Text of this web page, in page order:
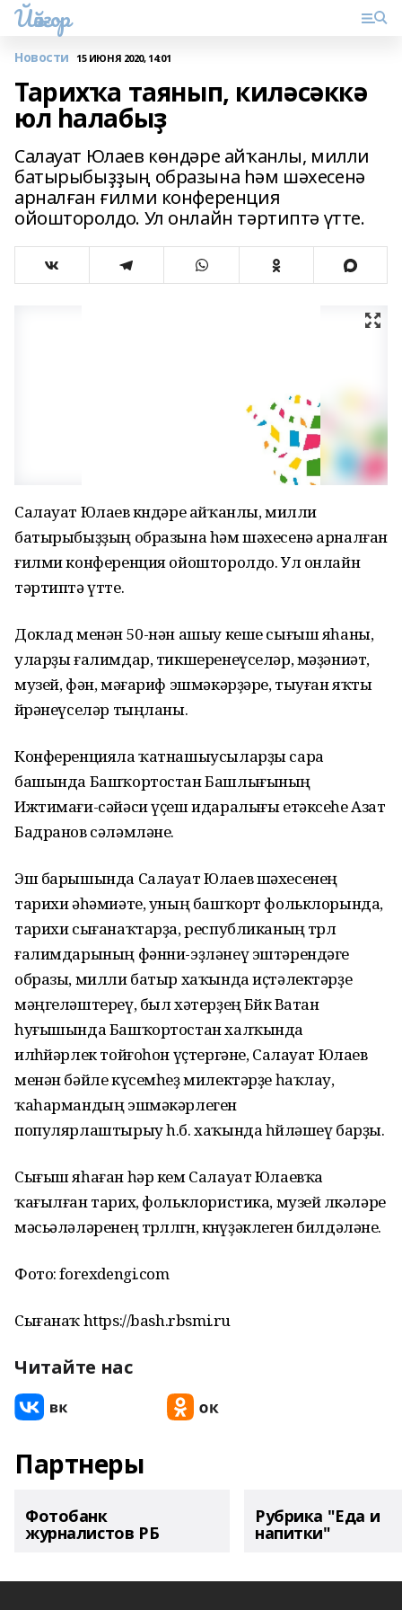
Йәйғор
Новости 15 ИЮНЯ 2020, 14:01
Тарихҡа таянып, киләсәккә
юл һалабыҙ
Салауат Юлаев көндәре айҡанлы, милли
батырыбыҙҙың образына һәм шәхесенә
арналған ғилми конференция
ойошторолдо. Ул онлайн тәртиптә үтте.
Салауат Юлаев көндәре айҡанлы, милли
батырыбыҙҙың образына һәм шәхесенә арналған
ғилми конференция ойошторолдо. Ул онлайн
тәртиптә үтте.
Доклад менән 50-нән ашыу кеше сығыш яһаны,
уларҙы ғалимдар, тикшеренеүселәр, мәҙәниәт,
музей, фән, мәғариф эшмәкәрҙәре, тыуған яҡты
өйрәнеүселәр тыңланы.
Конференцияла ҡатнашыусыларҙы сара
башында Башҡортостан Башлығының
Ижтимағи-сәйәси үҫеш идаралығы етәксеһе Азат
Бадранов сәләмләне.
Эш барышында Салауат Юлаев шәхесенең
тарихи әһәмиәте, уның башҡорт фольклорында,
тарихи сығанаҡтарҙа, республиканың төрлө
ғалимдарының фәнни-эҙләнеү эштәрендәге
образы, милли батыр хаҡында иҫтәлектәрҙе
мәңгеләштереү, был хәтерҙең Бөйөк Ватан
һуғышында Башҡортостан халҡында
илһөйәрлек тойғоһон үҫтергәне, Салауат Юлаев
менән бәйле күсемһеҙ милектәрҙе һаҡлау,
ҡаһармандың эшмәкәрлеген
популярлаштырыу һ.б. хаҡында һөйләшеү барҙы.
Сығыш яһаған һәр кем Салауат Юлаевҡа
ҡағылған тарих, фольклористика, музей өлкәләре
мәсьәләләренең төрлөлөгөн, көнүҙәклеген билдәләне.
Фото: forexdengi.com
Сығанаҡ https://bash.rbsmi.ru
Читайте нас
Партнеры
Фотобанк
журналистов РБ
Рубрика "Еда и
напитки"